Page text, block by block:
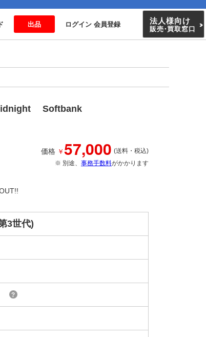
出品 ログイン 会員登録 法人様向け
販売・買取窓口
Midnight Softbank
価格 ￥57,000 (送料・税込)
※ 別途、 事務手数料がかかります
3世代)
?